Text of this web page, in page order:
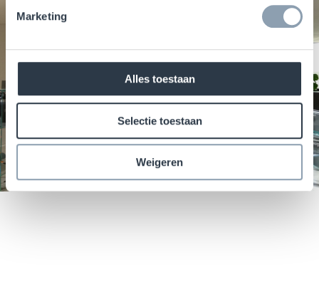
Marketing
Alles toestaan
Selectie toestaan
Weigeren